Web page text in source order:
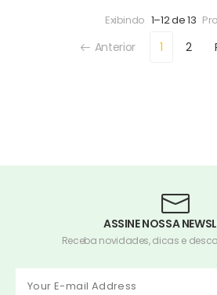
Exibindo 1–12 de 13
Anterior 1 2
ASSINE NOSSA
Receba novidades, dicas e